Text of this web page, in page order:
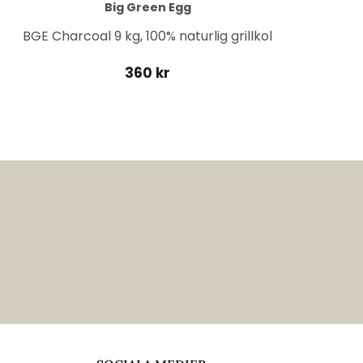
Big Green Egg
BGE Charcoal 9 kg, 100% naturlig grillkol
360 kr